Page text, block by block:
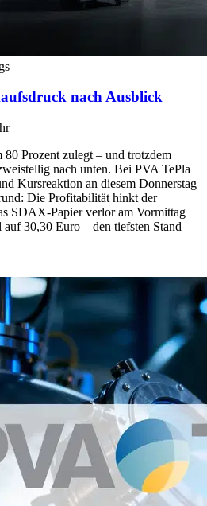
nach Ausblick
Prozent zulegt – und trotzdem
nach unten. Bei PVA TePla
Kursreaktion an diesem Donnerstag
Die Profitabilität hinkt der
SDAX-Papier verlor am Vormittag
30,30 Euro – den tiefsten Stand